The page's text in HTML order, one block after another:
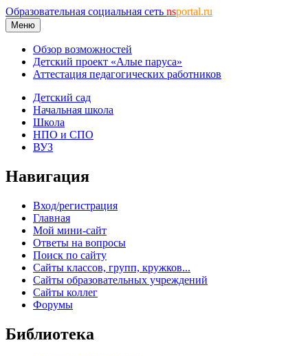
Образовательная социальная сеть nsportal.ru
Меню
Обзор возможностей
Детский проект «Алые паруса»
Аттестация педагогических работников
Детский сад
Начальная школа
Школа
НПО и СПО
ВУЗ
Навигация
Вход/регистрация
Главная
Мой мини-сайт
Ответы на вопросы
Поиск по сайту
Сайты классов, групп, кружков...
Сайты образовательных учреждений
Сайты коллег
Форумы
Библиотека